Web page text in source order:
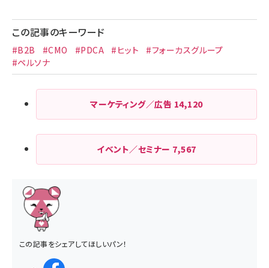
この記事のキーワード
#B2B #CMO #PDCA #ヒット
#フォーカスグループ
#ペルソナ
マーケティング／広告 14,120
イベント／セミナー 7,567
この記事をシェアしてほしいパン！